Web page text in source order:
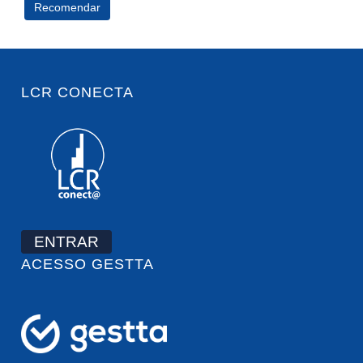
LCR CONECTA
ENTRAR
ACESSO GESTTA